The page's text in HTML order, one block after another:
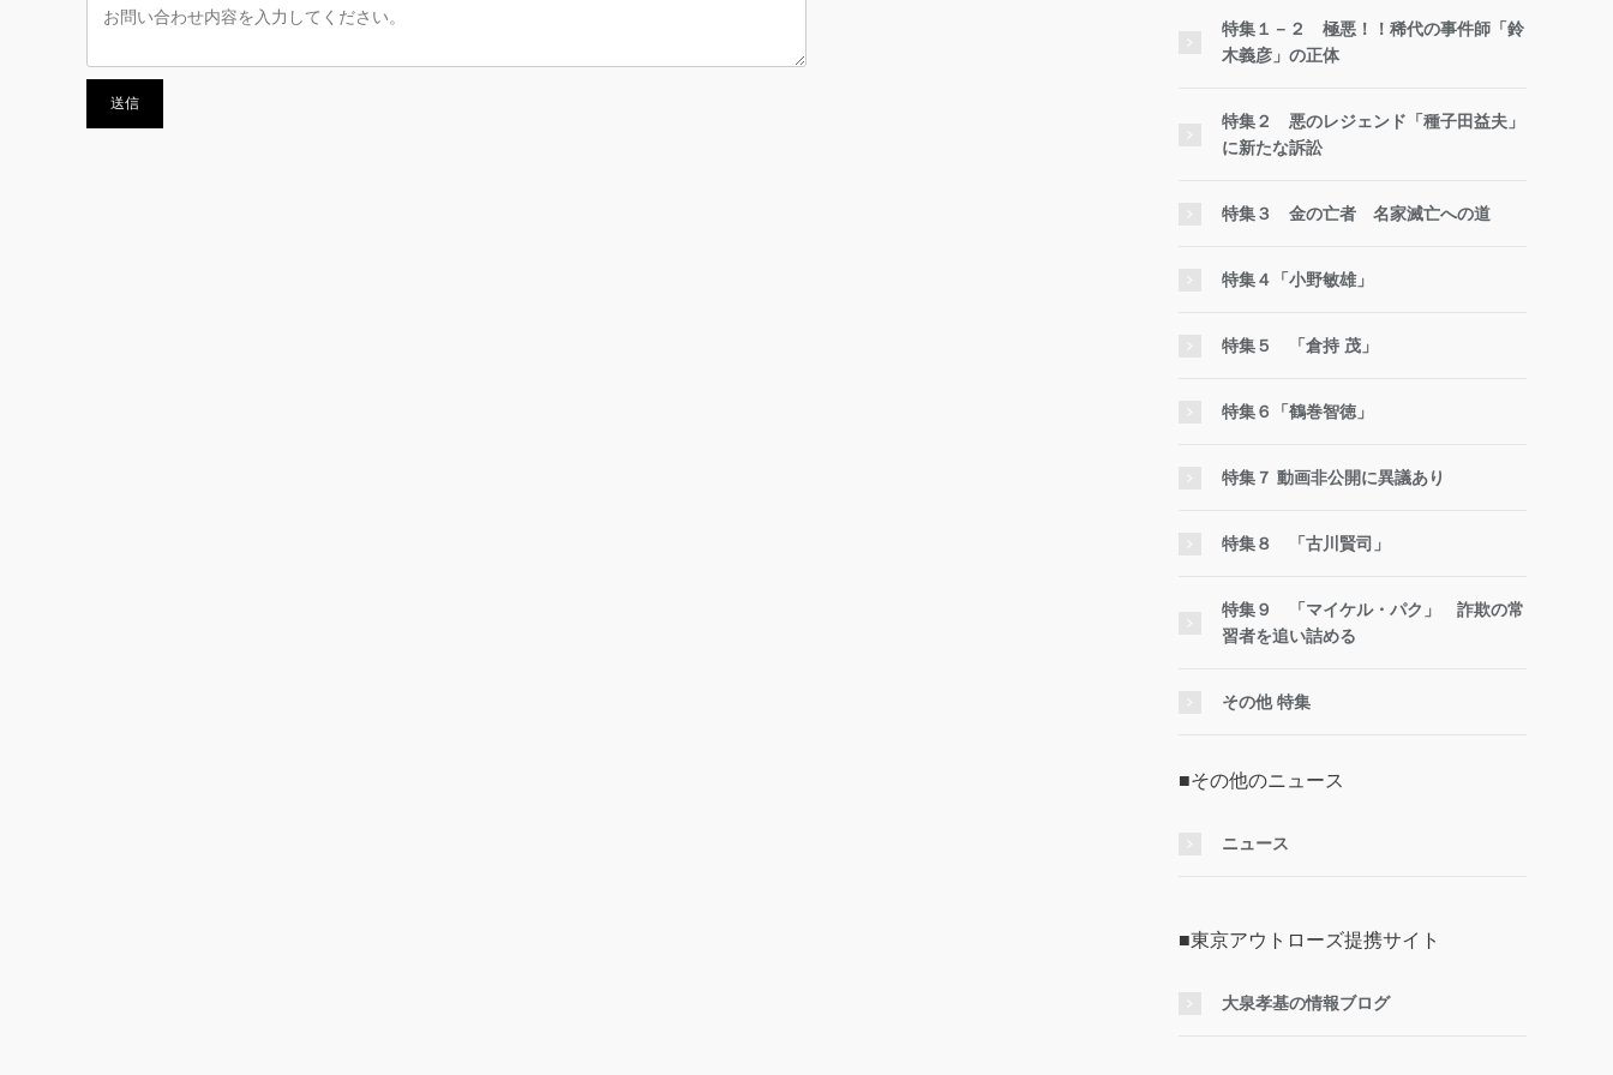
特集１－２ 極悪！！稀代の事件師「鈴
木義彦」の正体
特集２ 悪のレジェンド「種子田益夫」
に新たな訴訟
特集３ 金の亡者 名家滅亡への道
特集４「小野敏雄」
特集５ 「倉持 茂」
特集６「鶴巻智徳」
特集７ 動画非公開に異議あり
特集８ 「古川賢司」
特集９ 「マイケル・パク」 詐欺の常
習者を追い詰める
その他 特集
■その他のニュース
ニュース
■東京アウトローズ提携サイト
大泉孝基の情報ブログ